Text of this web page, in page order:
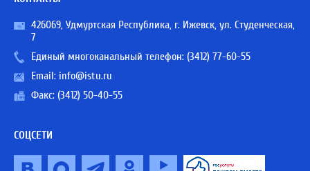
426069, Удмуртская Республика, г. Ижевск, ул. Студенческая,
7
Единый многоканальный телефон: (3412) 77-60-55
Email: info@istu.ru
Факс: (3412) 50-40-55
СОЦСЕТИ